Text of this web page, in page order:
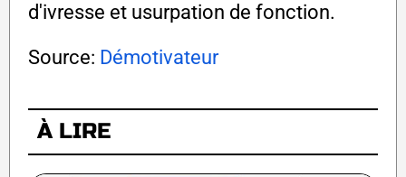
d'ivresse et usurpation de fonction.
Source: Démotivateur
À LIRE